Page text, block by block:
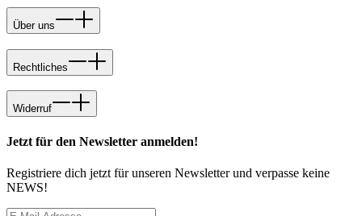
Über uns
Rechtliches
Widerruf
Jetzt für den Newsletter anmelden!
Registriere dich jetzt für unseren Newsletter und verpasse keine
NEWS!